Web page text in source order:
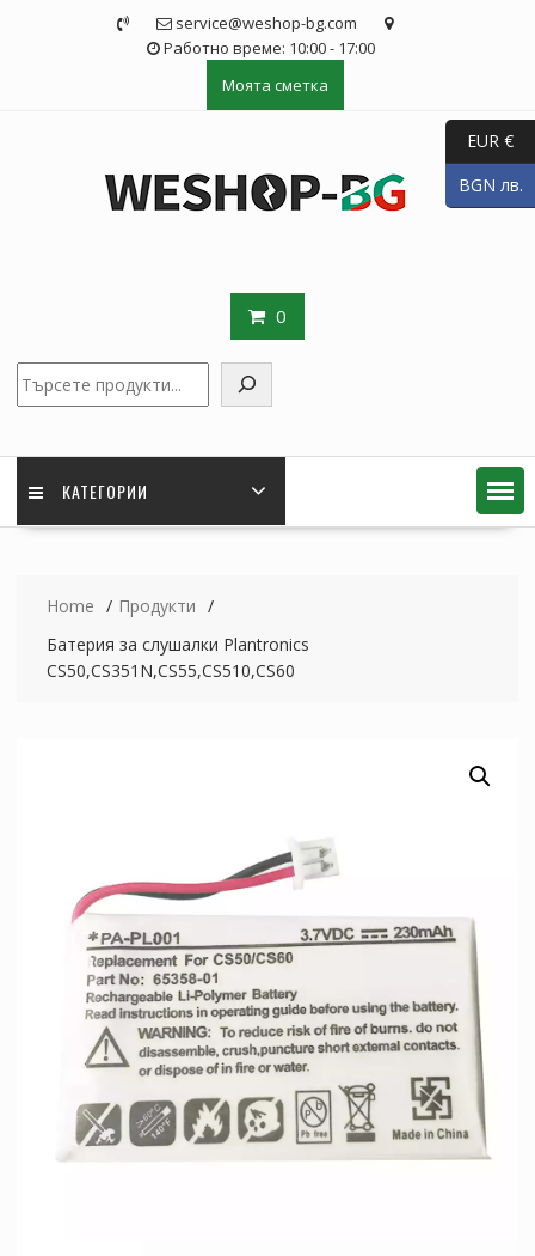
service@weshop-bg.com
Работно време: 10:00 - 17:00
Моята сметка
0
КАТЕГОРИИ
Home
Продукти
Батерия за слушалки Plantronics
CS50,CS351N,CS55,CS510,CS60
EUR €
BGN лв.